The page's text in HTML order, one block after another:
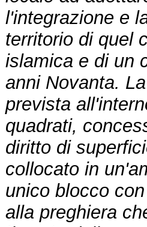
l'integrazione e
territorio di quel
islamica e di un
anni Novanta.
prevista
quadrati,
diritto di
collocato in
unico blocco
alla preghiera